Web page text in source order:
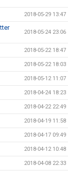
2018-05-29 13:47
2018-05-24 23:06
2018-05-22 18:47
2018-05-22 18:03
2018-05-12 11:07
2018-04-24 18:23
2018-04-22 22:49
2018-04-19 11:58
2018-04-17 09:49
2018-04-12 10:48
2018-04-08 22:33